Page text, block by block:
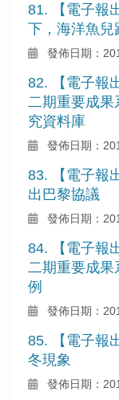
81. 【電子報
下，海洋魚兒
發佈日期：
82. 【電子報
二期重要成
究資料庫
發佈日期：
83. 【電子報
出巴黎協議
發佈日期：
84. 【電子報
二期重要成
例
發佈日期：
85. 【電子報
冬現象
發佈日期：